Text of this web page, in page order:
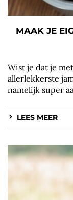
MAAK JE
Wist je dat je
allerlekkerste
namelijk super
LEES MEER